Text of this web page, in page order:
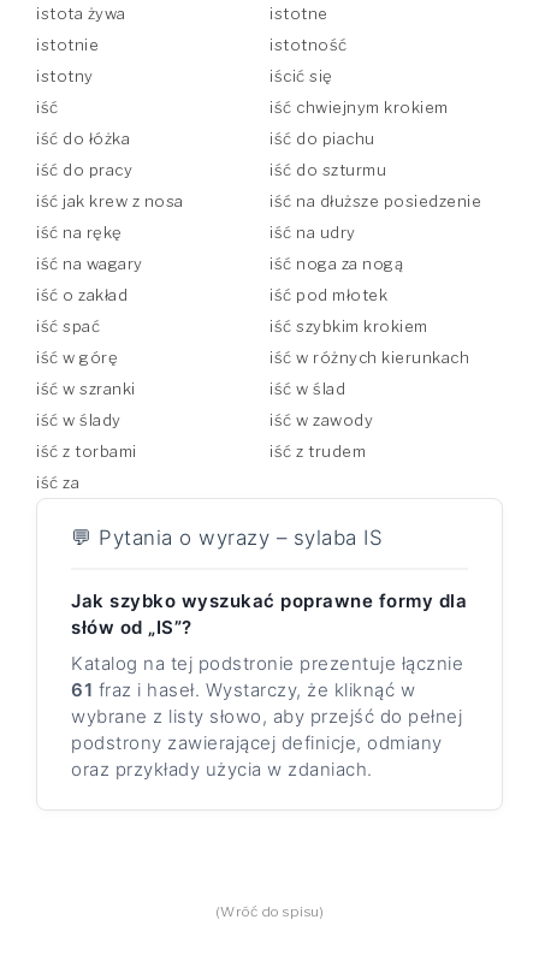
istota żywa
istotne
istotnie
istotność
istotny
iścić się
iść
iść chwiejnym krokiem
iść do łóżka
iść do piachu
iść do pracy
iść do szturmu
iść jak krew z nosa
iść na dłuższe posiedzenie
iść na rękę
iść na udry
iść na wagary
iść noga za nogą
iść o zakład
iść pod młotek
iść spać
iść szybkim krokiem
iść w górę
iść w różnych kierunkach
iść w szranki
iść w ślad
iść w ślady
iść w zawody
iść z torbami
iść z trudem
iść za
💬 Pytania o wyrazy – sylaba IS
Jak szybko wyszukać poprawne formy dla
słów od „IS”?
Katalog na tej podstronie prezentuje łącznie
61 fraz i haseł. Wystarczy, że kliknąć w
wybrane z listy słowo, aby przejść do pełnej
podstrony zawierającej definicje, odmiany
oraz przykłady użycia w zdaniach.
(Wróć do spisu)